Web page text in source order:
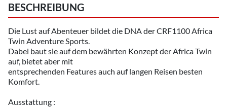
BESCHREIBUNG
Die Lust auf Abenteuer bildet die DNA der CRF1100 Africa
Twin Adventure Sports.
Dabei baut sie auf dem bewährten Konzept der Africa Twin
auf, bietet aber mit
entsprechenden Features auch auf langen Reisen besten
Komfort.
Ausstattung :